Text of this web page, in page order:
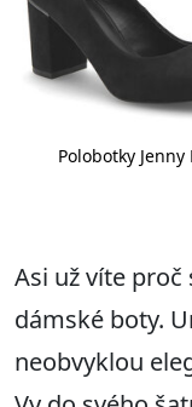
Polobotky Jenny
Asi už víte proč
dámské boty.
neobvyklou